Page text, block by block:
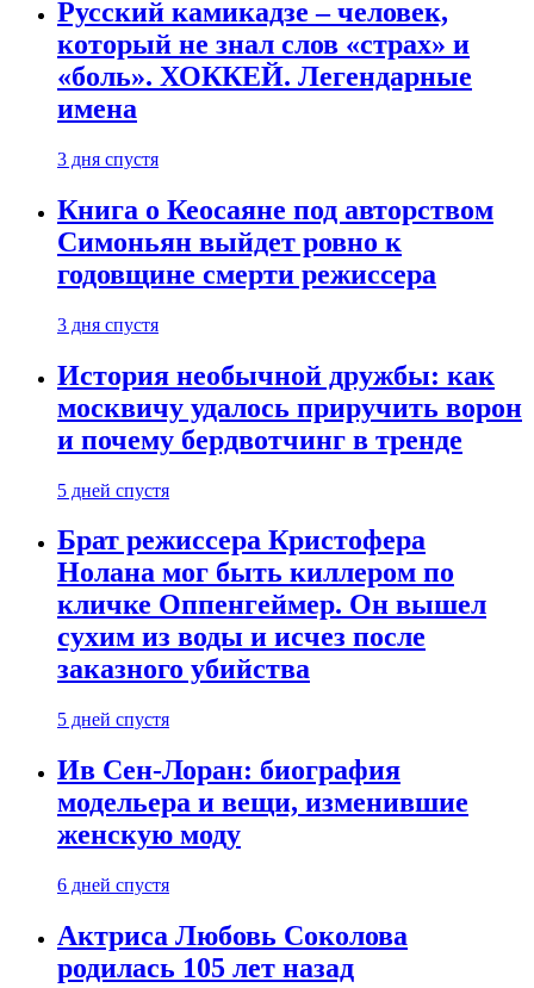
Русский камикадзе – человек,
который не знал слов «страх» и
«боль». ХОККЕЙ. Легендарные
имена
3 дня спустя
Книга о Кеосаяне под авторством
Симоньян выйдет ровно к
годовщине смерти режиссера
3 дня спустя
История необычной дружбы: как
москвичу удалось приручить ворон
и почему бердвотчинг в тренде
5 дней спустя
Брат режиссера Кристофера
Нолана мог быть киллером по
кличке Оппенгеймер. Он вышел
сухим из воды и исчез после
заказного убийства
5 дней спустя
Ив Сен-Лоран: биография
модельера и вещи, изменившие
женскую моду
6 дней спустя
Актриса Любовь Соколова
родилась 105 лет назад